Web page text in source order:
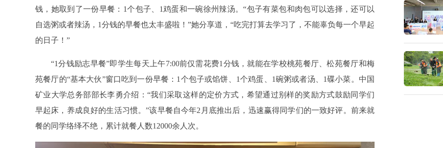
钱，她取到了一份早餐：1个包子、1鸡蛋和一碗徐州辣汤。“包子有菜包和肉包可以选择，还可以
自选粥或者辣汤，1分钱的早餐也太丰盛啦！”她分享道，“吃完打算去学习了，不能辜负每一个早起
的日子！”
“1分钱励志早餐”即学生每天上午7:00前仅需花费1分钱，就能在学校桃苑餐厅、松苑餐厅和梅
苑餐厅的“基本大伙”窗口吃到一份早餐：1个包子或馅饼、1个鸡蛋、1碗粥或者汤、1碟小菜。中国
矿业大学总务部部长李勇介绍：“我们采取这样的定价方式，希望通过别样的奖励方式鼓励同学们
早起床，养成良好的生活习惯。”该早餐自今年2月底推出后，迅速赢得同学们的一致好评。前来就
餐的同学络绎不绝，累计就餐人数12000余人次。